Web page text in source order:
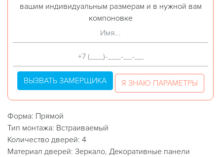
вашим индивидуальным размерам и в нужной вам
компоновке
ВЫЗВАТЬ ЗАМЕРЩИКА Я ЗНАЮ ПАРАМЕТРЫ
Форма: Прямой
Тип монтажа: Встраиваемый
Количество дверей: 4
Материал дверей: Зеркало, Декоративные панели